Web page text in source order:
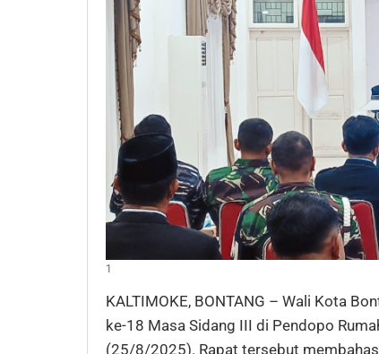
1
KALTIMOKE, BONTANG – Wali Kota
ke-18 Masa Sidang III di Pendopo
(25/8/2025). Rapat tersebut